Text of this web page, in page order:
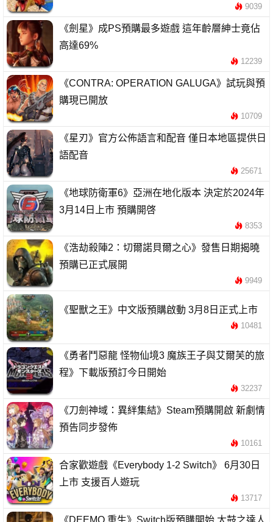
9039
《劍星》成PS預購最多遊戲 這年齡層紳士竟佔
高達69%
12239
《CONTRA: OPERATION GALUGA》試玩與預
購現已開放
10709
《星刃》官方公佈語言和配音 僅日本地區提供日
語配音
25671
《地球防衛軍6》亞洲在地化版本 決定於2024年
3月14日上市 預購開啓
8353
《浩劫殺陣2：切爾諾貝爾之心》發售日期揭曉
預購已正式展開
9949
《聖獸之王》中文版預購啟動 3月8日正式上市
10481
《勇者鬥惡龍 怪物仙境3 魔族王子與艾爾芙的旅
程》下載版預訂今日開始
32237
《刀劍神域：異絆集結》Steam預購開啟 新劇情
預告同步發佈
10161
合家歡遊戲《Everybody 1-2 Switch》 6月30日
上市 支援百人遊玩
13717
《DEEMO 重生》Switch版預購開始 太鼓之達人